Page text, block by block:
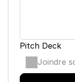
Pitch Deck
Joindre